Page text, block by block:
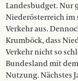
Landesbudget. Nur
Niederösterreich im
Verkehr aus.
Krumböck, dass
Verkehr nicht so
Bundesland mit
Nutzung. Nächstes